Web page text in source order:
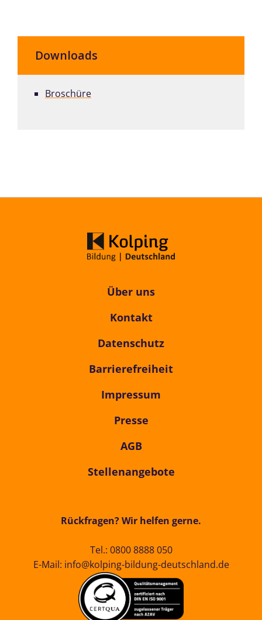
Downloads
Broschüre
Über uns
Kontakt
Datenschutz
Barrierefreiheit
Impressum
Presse
AGB
Stellenangebote
Rückfragen? Wir helfen gerne.
Tel.: 0800 8888 050
E-Mail: info@kolping-bildung-deutschland.de